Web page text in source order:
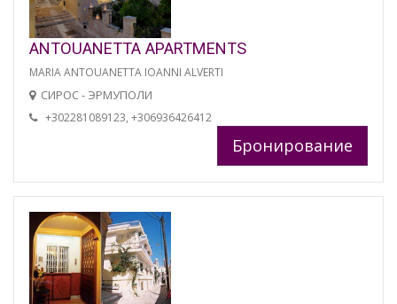
ANTOUANETTA APARTMENTS
MARIA ANTOUANETTA IOANNI ALVERTI
СИРОС - ЭРМУПОЛИ
+302281089123, +306936426412
Бронирование